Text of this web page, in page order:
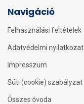
Navigáció
Felhasználási feltételek
Adatvédelmi nyilatkozat
Impresszum
Süti (cookie) szabályzat
Összes óvoda